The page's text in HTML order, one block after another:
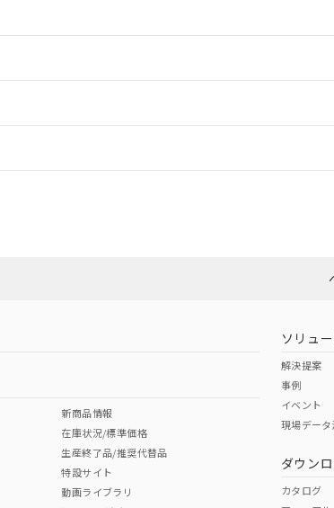
ダウンロードはこちら
Cr(VI)
新商品情報
在庫状況/標準価格
生産終了品/推奨代替品
特設サイト
動画ライブラリ
ソリュ
解決提案
事例
イベント
現場デー
ダウン
カタログ